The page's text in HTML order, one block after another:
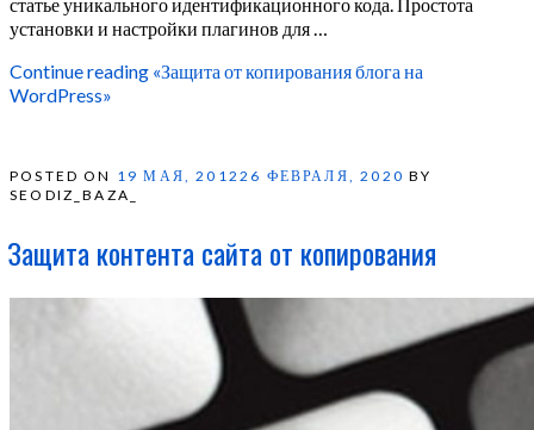
статье уникального идентификационного кода. Простота
установки и настройки плагинов для …
Continue reading «Защита от копирования блога на
WordPress»
POSTED ON 19 МАЯ, 201226 ФЕВРАЛЯ, 2020 BY
SEODIZ_BAZA_
Защита контента сайта от копирования